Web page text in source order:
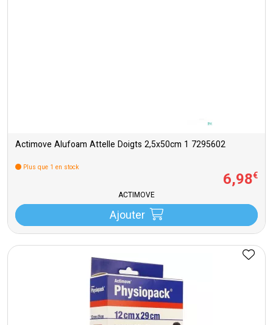
Actimove Alufoam Attelle Doigts 2,5x50cm 1 7295602
Plus que 1 en stock
6,98€
ACTIMOVE
Ajouter